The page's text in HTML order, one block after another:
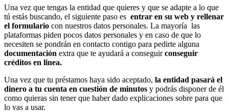
Una vez que tengas la entidad que quieres y que se adapte a lo que
tú estás buscando, el siguiente paso es entrar en su web y rellenar
el formulario con nuestros datos personales. La mayoría las
plataformas piden pocos datos personales y en caso de que lo
necesiten se pondrán en contacto contigo para pedirte alguna
documentación extra que te ayudará a conseguirconseguir
créditos en linea.
Una vez que tu préstamos haya sido aceptado, la entidad pasará el
dinero a tu cuenta en cuestión de minutos y podrás disponer de él
como quieras sin tener que haber dado explicaciones sobre para que
lo vas a usar.